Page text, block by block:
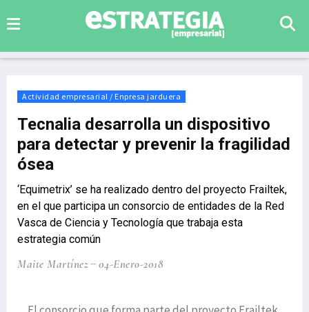
Actividad empresarial / Enpresa jarduera
Tecnalia desarrolla un dispositivo
para detectar y prevenir la fragilidad
ósea
‘Equimetrix’ se ha realizado dentro del proyecto Frailtek,
en el que participa un consorcio de entidades de la Red
Vasca de Ciencia y Tecnología que trabaja esta
estrategia común
Maite Martínez 04-Enero-2018